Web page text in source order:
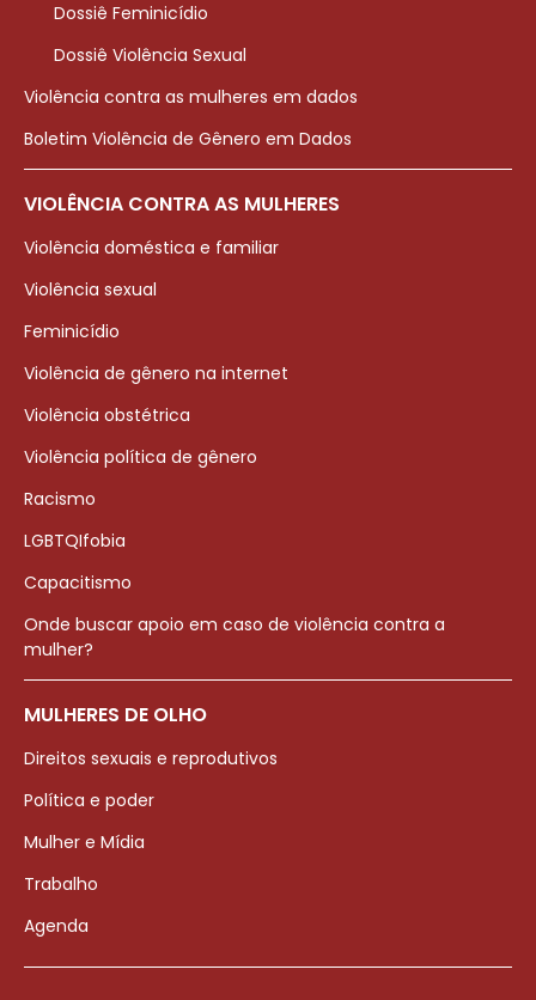
Dossiê Feminicídio
Dossiê Violência Sexual
Violência contra as mulheres em dados
Boletim Violência de Gênero em Dados
VIOLÊNCIA CONTRA AS MULHERES
Violência doméstica e familiar
Violência sexual
Feminicídio
Violência de gênero na internet
Violência obstétrica
Violência política de gênero
Racismo
LGBTQIfobia
Capacitismo
Onde buscar apoio em caso de violência contra a
mulher?
MULHERES DE OLHO
Direitos sexuais e reprodutivos
Política e poder
Mulher e Mídia
Trabalho
Agenda